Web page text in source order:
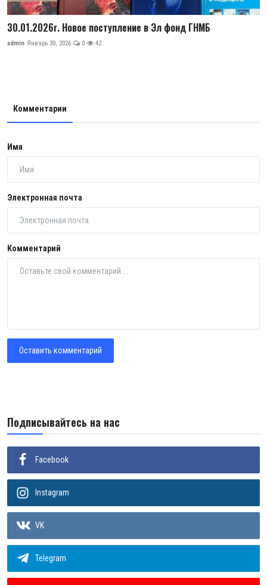
30.01.2026г. Новое поступление в Эл фонд ГНМБ
admin Январь 30, 2026 0 42
Комментарии
Имя
Электронная почта
Комментарий
Оставить комментарий
Подписывайтесь на нас
Facebook
Instagram
VK
Telegram